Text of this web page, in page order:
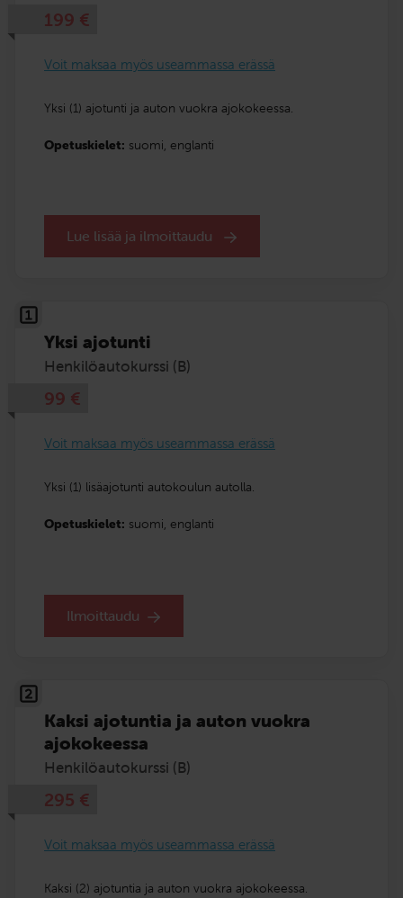
199 €
Voit maksaa myös useammassa erässä
Yksi (1) ajotunti ja auton vuokra ajokokeessa.
Opetuskielet: suomi, englanti
Lue lisää ja ilmoittaudu
Yksi ajotunti
Henkilöautokurssi (B)
99 €
Voit maksaa myös useammassa erässä
Yksi (1) lisäajotunti autokoulun autolla.
Opetuskielet: suomi, englanti
Ilmoittaudu
Kaksi ajotuntia ja auton vuokra
ajokokeessa
Henkilöautokurssi (B)
295 €
Voit maksaa myös useammassa erässä
Kaksi (2) ajotuntia ja auton vuokra ajokokeessa.